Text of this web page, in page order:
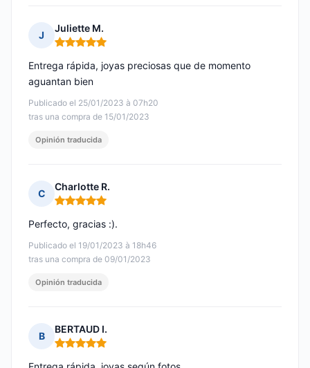
J
Juliette M.
Nota: 5 de 5
Publicado el 25/01/2023 à 07h20
tras una compra de 15/01/2023
Entrega rápida, joyas preciosas que de momento
aguantan bien
Opinión traducida
C
Charlotte R.
Nota: 5 de 5
Publicado el 19/01/2023 à 18h46
tras una compra de 09/01/2023
Perfecto, gracias :).
Opinión traducida
B
BERTAUD I.
Nota: 5 de 5